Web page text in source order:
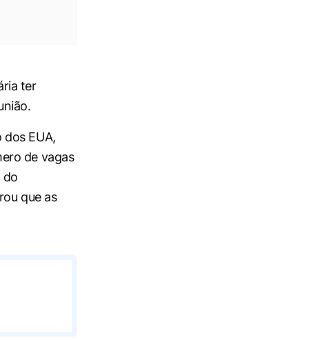
ter
EUA,
de vagas
do
que as